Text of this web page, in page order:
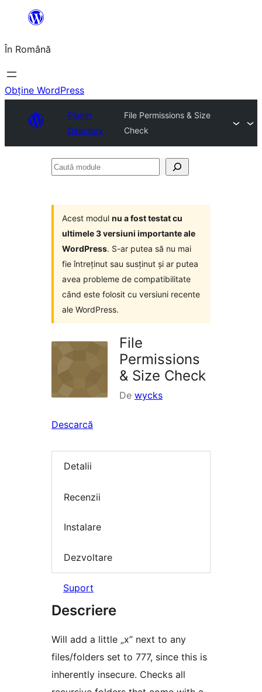
conținut
În Română
Obține WordPress
Plugin
Directory
File Permissions & Size
Check
Caută
Acest modul nu a fost testat cu
ultimele 3 versiuni importante ale
WordPress. S-ar putea să nu mai
fie întreținut sau susținut și ar putea
avea probleme de compatibilitate
când este folosit cu versiuni recente
ale WordPress.
File
Permissions
& Size Check
De wycks
Descarcă
Detalii
Recenzii
Instalare
Dezvoltare
Suport
Descriere
Will add a little „x” next to any
files/folders set to 777, since this is
inherently insecure. Checks all